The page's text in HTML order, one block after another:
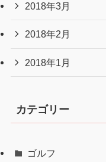
2018年3月
2018年2月
2018年1月
カテゴリー
ゴルフ